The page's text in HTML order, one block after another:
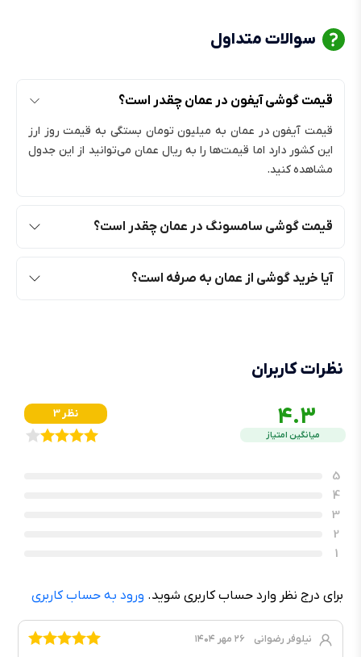
سوالات متداول
قیمت گوشی آیفون در عمان چقدر است؟
قیمت آیفون در عمان به میلیون تومان بستگی به قیمت روز ارز
این کشور دارد اما قیمت‌ها را به ریال عمان می‌توانید از این جدول
مشاهده کنید.
قیمت گوشی سامسونگ در عمان چقدر است؟
آیا خرید گوشی از عمان به صرفه است؟
نظرات کاربران
4.3
میانگین امتیاز
3 نظر
5
4
3
2
1
برای درج نظر وارد حساب کاربری شوید. ورود به حساب کاربری
نیلوفر رضوانی ۲۶ مهر ۱۴۰۴